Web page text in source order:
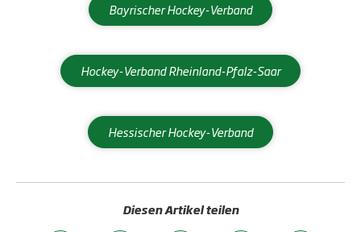
Bayrischer Hockey-Verband
Hockey-Verband Rheinland-Pfalz-Saar
Hessischer Hockey-Verband
Diesen Artikel teilen